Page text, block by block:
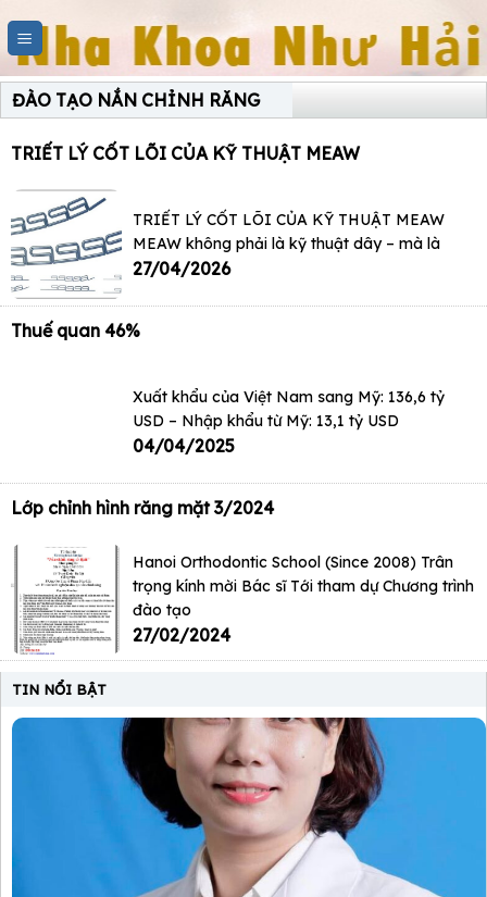
content
ĐÀO TẠO NẮN CHỈNH RĂNG
TRIẾT LÝ CỐT LÕI CỦA KỸ THUẬT MEAW
TRIẾT LÝ CỐT LÕI CỦA KỸ THUẬT MEAW
MEAW không phải là kỹ thuật dây – mà là
27/04/2026
Thuế quan 46%
Xuất khẩu của Việt Nam sang Mỹ: 136,6 tỷ
USD – Nhập khẩu từ Mỹ: 13,1 tỷ USD
04/04/2025
Lớp chỉnh hình răng mặt 3/2024
Hanoi Orthodontic School (Since 2008) Trân
trọng kính mời Bác sĩ Tới tham dự Chương trình
đào tạo
27/02/2024
TIN NỔI BẬT